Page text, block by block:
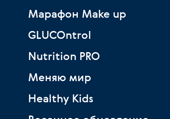
Марафон Make up
GLUCOntrol
Nutrition PRO
Меняю мир
Healthy Kids